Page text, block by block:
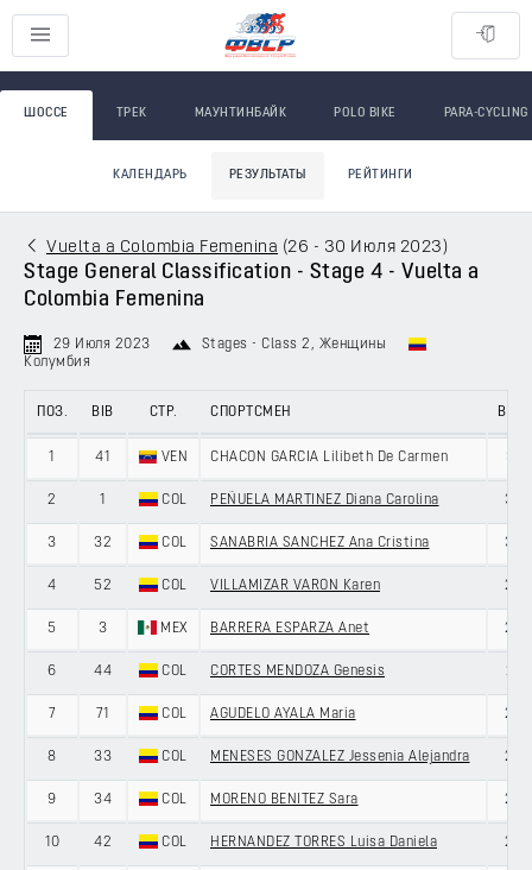
ШОССЕ ТРЕК МАУНТИНБАЙК POLO BIKE PARA-CYCLING
КАЛЕНДАРЬ РЕЗУЛЬТАТЫ РЕЙТИНГИ
Vuelta a Colombia Femenina (26 - 30 Июля 2023 )
Stage General Classification - Stage 4 - Vuelta a
Colombia Femenina
29 Июля 2023 Stages - Class 2 , Женщины
Колумбия
ПОЗ. BIB СТР. СПОРТСМЕН ВОЗ.
1 41 VEN CHACON GARCIA Lilibeth De Carmen 31
2 1 COL PEÑUELA MARTINEZ Diana Carolina 37
3 32 COL SANABRIA SANCHEZ Ana Cristina 33
4 52 COL VILLAMIZAR VARON Karen 25
5 3 MEX BARRERA ESPARZA Anet 25
6 44 COL CORTES MENDOZA Genesis 21
7 71 COL AGUDELO AYALA Maria 22
8 33 COL MENESES GONZALEZ Jessenia Alejandra 28
9 34 COL MORENO BENITEZ Sara 20
10 42 COL HERNANDEZ TORRES Luisa Daniela 26